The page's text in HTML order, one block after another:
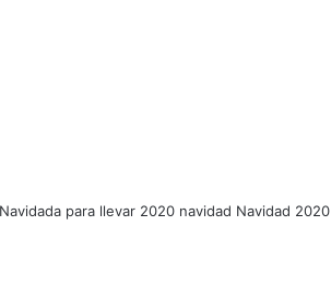
para llevar 2020 navidad Navidad 2020